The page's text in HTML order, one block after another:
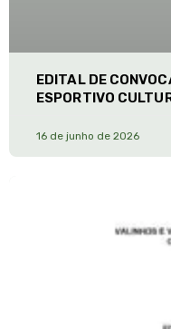
EDITAL DE
ESPORTIVO
16 de junho de 2026